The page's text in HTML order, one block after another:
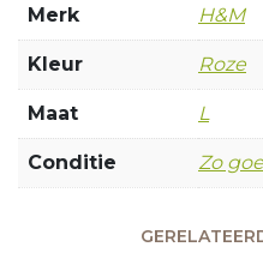
Merk H&M
Kleur Roze
Maat L
Conditie Zo